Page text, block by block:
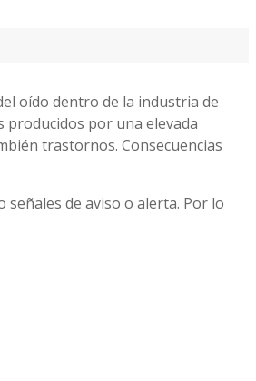
oído dentro de la industria de
producidos por una elevada
trastornos. Consecuencias
de aviso o alerta. Por lo